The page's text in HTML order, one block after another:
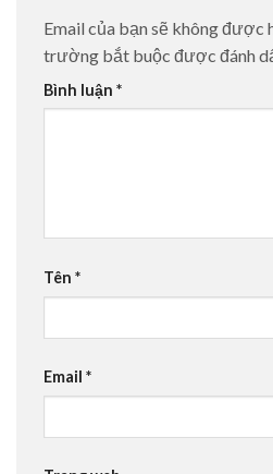
Email của bạn sẽ không được
trường bắt buộc được đánh
Bình luận *
Tên *
Email *